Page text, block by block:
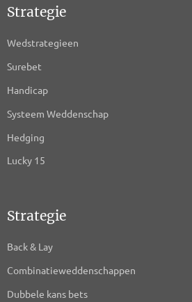
Strategie
Wedstrategieen
Surebet
Handicap
Systeem Weddenschap
Hedging
Lucky 15
Strategie
Back & Lay
Combinatieweddenschappen
Dubbele kans bets